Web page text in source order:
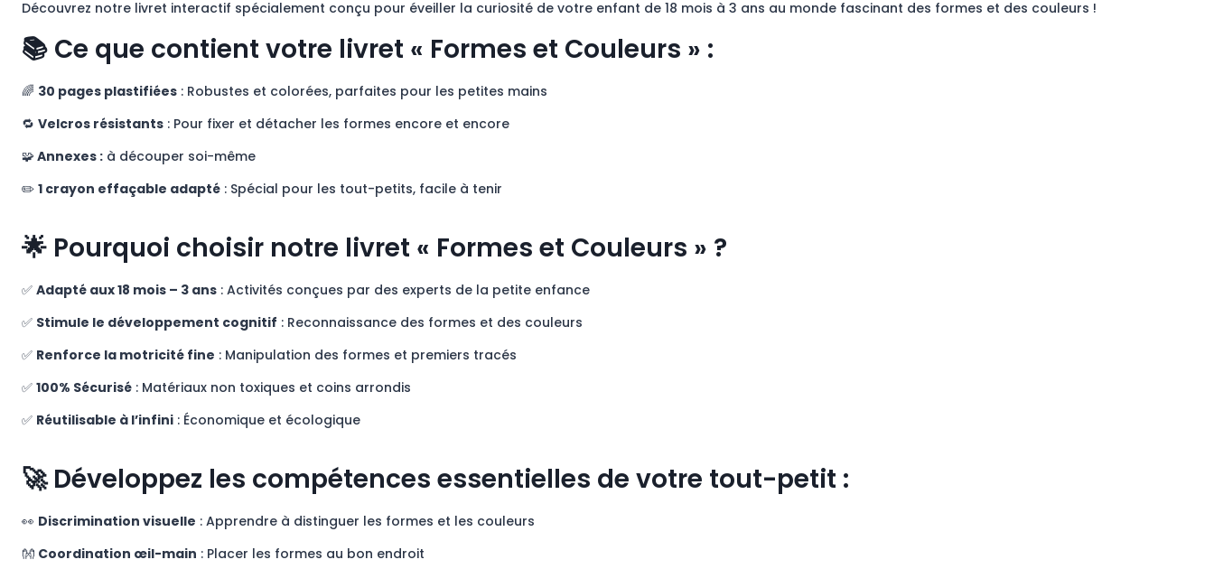
Découvrez notre livret interactif spécialement conçu pour éveiller la curiosité de votre enfant de 18 mois à 3 ans au monde fascinant des formes et des couleurs !
📚 Ce que contient votre livret « Formes et Couleurs » :
🌈 30 pages plastifiées : Robustes et colorées, parfaites pour les petites mains
🔁 Velcros résistants : Pour fixer et détacher les formes encore et encore
🧩Annexes : à découper soi-même
✏️ 1 crayon effaçable adapté : Spécial pour les tout-petits, facile à tenir
🌟 Pourquoi choisir notre livret « Formes et Couleurs » ?
✅ Adapté aux 18 mois – 3 ans : Activités conçues par des experts de la petite enfance
✅ Stimule le développement cognitif : Reconnaissance des formes et des couleurs
✅ Renforce la motricité fine : Manipulation des formes et premiers tracés
✅ 100% Sécurisé : Matériaux non toxiques et coins arrondis
✅ Réutilisable à l’infini : Économique et écologique
🚀 Développez les compétences essentielles de votre tout-petit :
👀 Discrimination visuelle : Apprendre à distinguer les formes et les couleurs
👐 Coordination œil-main : Placer les formes au bon endroit